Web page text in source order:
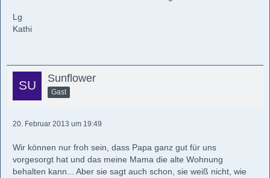
Lg
Kathi
Sunflower
Gast
20. Februar 2013 um 19:49
Wir können nur froh sein, dass Papa ganz gut für uns
vorgesorgt hat und das meine Mama die alte Wohnung
behalten kann... Aber sie sagt auch schon, sie weiß nicht, wie